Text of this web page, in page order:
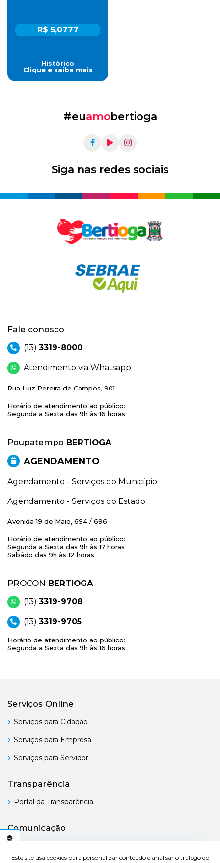
Este site usa cookies para personalizar conteúdo e analisar o tráfego do
R$ 5,0777
Histórico
Clique e saiba mais
#euamobertioga
Siga nas redes sociais
Fale conosco
(13) 3319-8000
Atendimento via Whatsapp
Rua Luiz Pereira de Campos, 901
Horário de atendimento ao público:
Segunda a Sexta das 9h às 16 horas
Poupatempo BERTIOGA
AGENDAMENTO
Agendamento - Serviços do Município
Agendamento - Serviços do Estado
Avenida 19 de Maio, 694 / 696
Horário de atendimento ao público:
Segunda a Sexta das 9h às 17 horas
Sabádo das 9h às 12 horas
PROCON BERTIOGA
(13) 3319-9708
(13) 3319-9705
Horário de atendimento ao público:
Segunda a Sexta das 9h às 16 horas
Serviços Online
Serviços para Cidadão
Serviços para Empresa
Serviços para Servidor
Transparência
Portal da Transparência
Comunicação